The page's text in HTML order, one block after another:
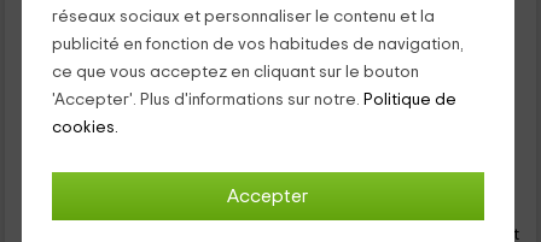
réseaux sociaux et personnaliser le contenu et la
publicité en fonction de vos habitudes de navigation,
ce que vous acceptez en cliquant sur le bouton
'Accepter'. Plus d'informations sur notre. Politique de
cookies.
Accepter
Logement situé à 1.2km de Venta De Las Veguillas
Casas Del Abad, Ávila
0 opinions
Louer en entier
1 chambres
4 personnes
personne et nuit